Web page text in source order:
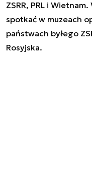
ZSRR, PRL i
spotkać w muzeach
państwach byłego
Rosyjska.